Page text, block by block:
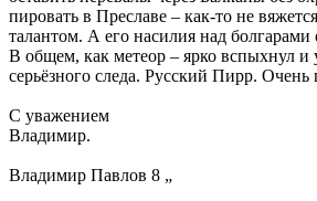
пировать в Преславе – как-то не
талантом. А его насилия над болгарами
В общем, как метеор – ярко вспыхнул и
серьёзного следа. Русский Пирр. Очень
С уважением
Владимир.
Владимир Павлов 8 „